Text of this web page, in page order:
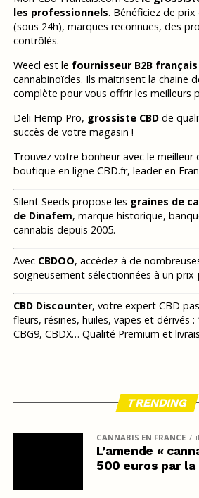
les professionnels. Bénéficiez de
(sous 24h), marques reconnues, des
contrôlés.
Weecl est le fournisseur B2B
cannabinoïdes. Ils maitrisent la chaine
complète pour vous offrir les meilleurs
Deli Hemp Pro, grossiste CBDde
succès de votre magasin !
Trouvez votre bonheur avec le meilleur
boutique en ligne CBD.fr, leader en
Silent Seeds propose les graines de
de Dinafem, marque historique,
cannabis depuis 2005.
Avec CBDOO, accédez à de
soigneusement sélectionnées à un prix
CBD Discounter, votre expert CBD
fleurs, résines, huiles, vapes et dérivés :
CBG9, CBDX… Qualité Premium et
TRENDING
CANNABIS EN FRANCE
L’amende «
500 euros par la